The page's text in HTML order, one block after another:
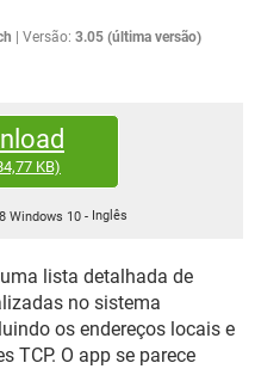
GMAIL
WHATSAPP
EXCEL
GMAIL
FACEBOOK
EXCEL
GMAIL
WHATSAPP
GMAIL
Versão: 3.05 (última versão)
KB)
Windows 10 - Inglês
lista detalhada de
no sistema
os endereços locais e
TCP. O app se parece